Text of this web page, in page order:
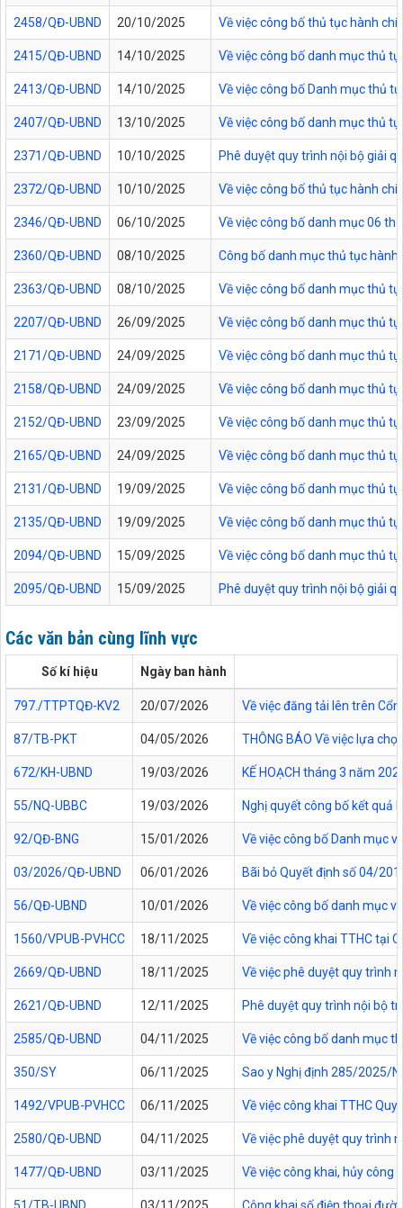
2458/QĐ-UBND 20/10/2025 Về việc công bố thủ tục hành
2415/QĐ-UBND 14/10/2025 Về việc công bố danh mục thủ
2413/QĐ-UBND 14/10/2025 Về việc công bố Danh mục thủ
2407/QĐ-UBND 13/10/2025 Về việc công bố danh mục thủ
2371/QĐ-UBND 10/10/2025 Phê duyệt quy trình nội bộ giải
2372/QĐ-UBND 10/10/2025 Về việc công bố thủ tục hành
2346/QĐ-UBND 06/10/2025 Về việc công bố danh mục 06
2360/QĐ-UBND 08/10/2025 Công bố danh mục thủ tục
2363/QĐ-UBND 08/10/2025 Về việc công bố danh mục thủ
2207/QĐ-UBND 26/09/2025 Về việc công bố danh mục thủ
2171/QĐ-UBND 24/09/2025 Về việc công bố danh mục thủ
2158/QĐ-UBND 24/09/2025 Về việc công bố danh mục thủ
2152/QĐ-UBND 23/09/2025 Về việc công bố danh mục thủ
2165/QĐ-UBND 24/09/2025 Về việc công bố danh mục thủ
2131/QĐ-UBND 19/09/2025 Về việc công bố danh mục thủ
2135/QĐ-UBND 19/09/2025 Về việc công bố danh mục thủ
2094/QĐ-UBND 15/09/2025 Về việc công bố danh mục thủ
2095/QĐ-UBND 15/09/2025 Phê duyệt quy trình nội bộ giải
Các văn bản cùng lĩnh vực
Số kí hiệu Ngày ban hành
797./TTPTQĐ-KV2 20/07/2026 Về việc đăng tải lên trên
87/TB-PKT 04/05/2026 THÔNG BÁO Về việc lựa
672/KH-UBND 19/03/2026 KẾ HOẠCH tháng 3 năm
55/NQ-UBBC 19/03/2026 Nghị quyết công bố kết quả
92/QĐ-BNG 15/01/2026 Về việc công bố Danh mục
03/2026/QĐ-UBND 06/01/2026 Bãi bỏ Quyết định số 04/
56/QĐ-UBND 10/01/2026 Về việc công bố danh mục
1560/VPUB-PVHCC 18/11/2025 Về việc công khai TTHC tại
2669/QĐ-UBND 18/11/2025 Về việc phê duyệt quy trình
2621/QĐ-UBND 12/11/2025 Phê duyệt quy trình nội bộ
2585/QĐ-UBND 04/11/2025 Về việc công bố danh mục
350/SY 06/11/2025 Sao y Nghị định 285/2025/
1492/VPUB-PVHCC 06/11/2025 Về việc công khai TTHC
2580/QĐ-UBND 04/11/2025 Về việc phê duyệt quy trình
1477/QĐ-UBND 03/11/2025 Về việc công khai, hủy công
51/TB-UBND 03/11/2025 Công khai số điện thoại